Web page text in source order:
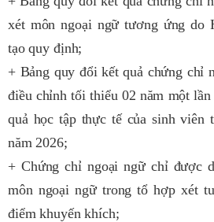
xét môn ngoại ngữ tương ứng do
tạo quy định;
+ Bảng quy đổi kết quả chứng chỉ
điều chỉnh tối thiểu 02 năm một
quả học tập thực tế của sinh viên
năm 2026;
+ Chứng chỉ ngoại ngữ chỉ được
môn ngoại ngữ trong tổ hợp xét
điểm khuyến khích;